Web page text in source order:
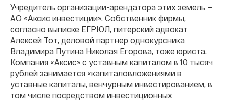
Учредитель организации-арендатора этих земель —
АО «Аксис инвестиции». Собственник фирмы,
согласно выписке ЕГРЮЛ, питерский адвокат
Алексей Тот, деловой партнер однокурсника
Владимира Путина Николая Егорова, тоже юриста.
Компания «Аксис» с уставным капиталом в 10 тысяч
рублей занимается «капиталовложениями в
уставные капиталы, венчурным инвестированием, в
том числе посредством инвестиционных